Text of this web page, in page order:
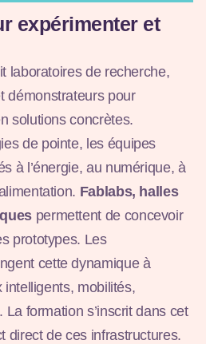
expérimenter et
laboratoires de recherche,
démonstrateurs pour
solutions concrètes.
de pointe, les équipes
à l’énergie, au numérique, à
Fablabs, halles
permettent de concevoir
prototypes. Les
cette dynamique à
mobilités,
formation s’inscrit dans cet
direct de ces infrastructures.